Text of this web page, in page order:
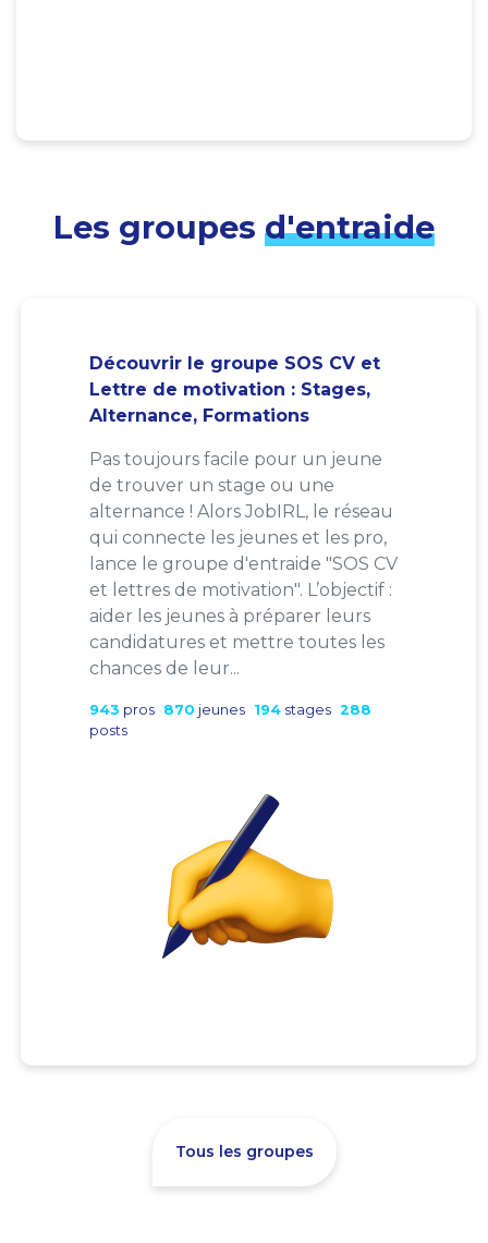
Les groupes d'entraide
Découvrir le groupe SOS CV et
Lettre de motivation : Stages,
Alternance, Formations
Pas toujours facile pour un jeune
de trouver un stage ou une
alternance ! Alors JobIRL, le réseau
qui connecte les jeunes et les pro,
lance le groupe d'entraide "SOS CV
et lettres de motivation". L’objectif :
aider les jeunes à préparer leurs
candidatures et mettre toutes les
chances de leur...
943 pros 870 jeunes 194 stages 288
posts
Tous les groupes